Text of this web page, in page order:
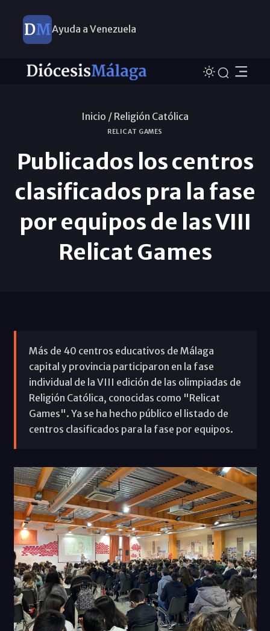
Ayuda a Venezuela
Inicio / Religión Católica
RELICAT GAMES
Publicados los centros
clasificados pra la fase
por equipos de las VIII
Relicat Games
Más de 40 centros educativos de Málaga
capital y provincia participaron en la fase
individual de la VIII edición de las olimpiadas de
Religión Católica, conocidas como "Relicat
Games". Ya se ha hecho público el listado de
centros clasificados para la fase por equipos.